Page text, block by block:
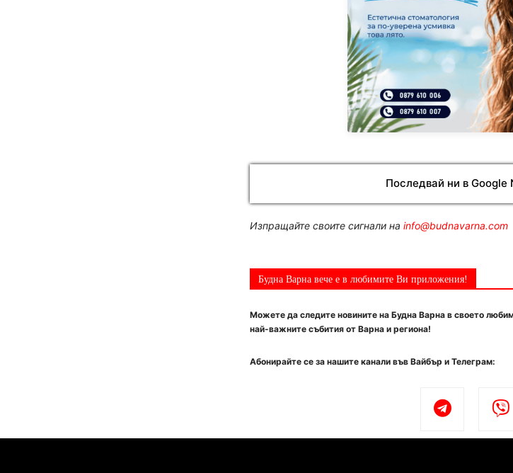
Последвай ни в Google
Изпращайте своите сигнали на info@budnavarna.com
Будна Варна вече е в любимите Ви приложения!
Можете да следите новините на Будна Варна в своето
най-важните събития от Варна и региона!
Абонирайте се за нашите канали във Вайбър и Телеграм: